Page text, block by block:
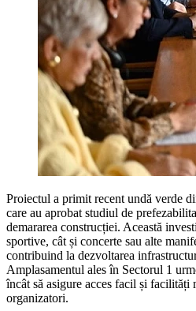
Proiectul a primit recent undă verde
care au aprobat studiul de
demararea construcției. Această
sportive, cât și concerte sau alte
contribuind la dezvoltarea
Amplasamentul ales în Sectorul 1
încât să asigure acces facil și facilități
organizatori.